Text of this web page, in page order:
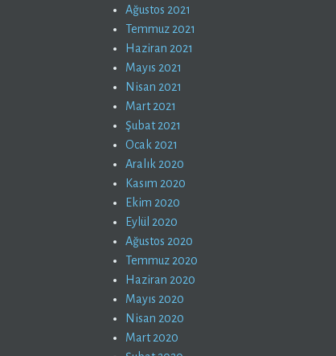
Ağustos 2021
Temmuz 2021
Haziran 2021
Mayıs 2021
Nisan 2021
Mart 2021
Şubat 2021
Ocak 2021
Aralık 2020
Kasım 2020
Ekim 2020
Eylül 2020
Ağustos 2020
Temmuz 2020
Haziran 2020
Mayıs 2020
Nisan 2020
Mart 2020